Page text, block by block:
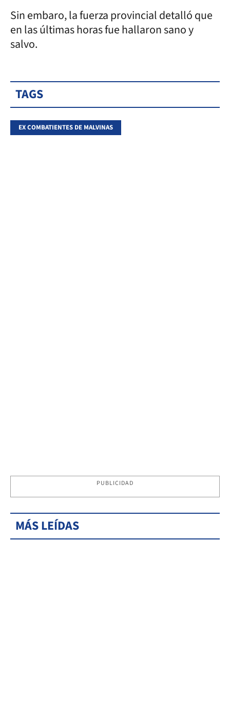
Sin embaro, la fuerza provincial detalló que
en las últimas horas fue hallaron sano y
salvo.
TAGS
EX COMBATIENTES DE MALVINAS
PUBLICIDAD
MÁS LEÍDAS